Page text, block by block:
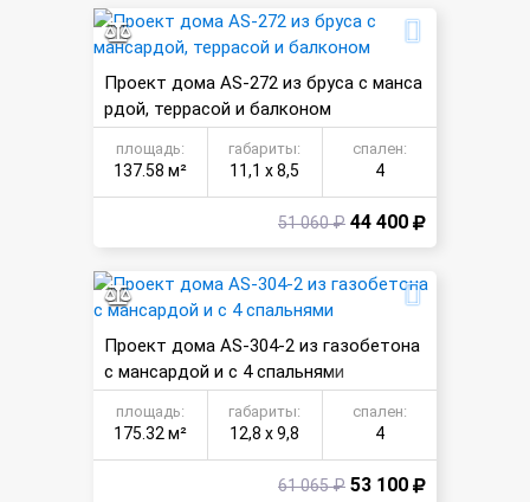
Проект дома AS-272 из бруса с манса
рдой, террасой и балконом
площадь:
137.58 м²
габариты:
11,1 х 8,5
спален:
4
51 060 ₽ 44 400
Проект дома AS-304-2 из газобетона
с мансардой и с 4 спальнями
площадь:
175.32 м²
габариты:
12,8 х 9,8
спален:
4
61 065 ₽ 53 100